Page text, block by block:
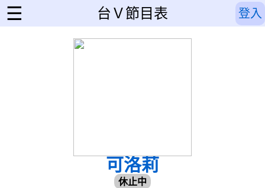
☰ 台Ｖ節目表 登入
可洛莉
休止中